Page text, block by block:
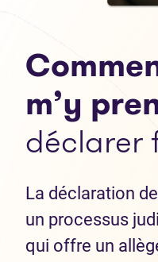
m’y
déclarer
La déclaration
un processus
qui offre un